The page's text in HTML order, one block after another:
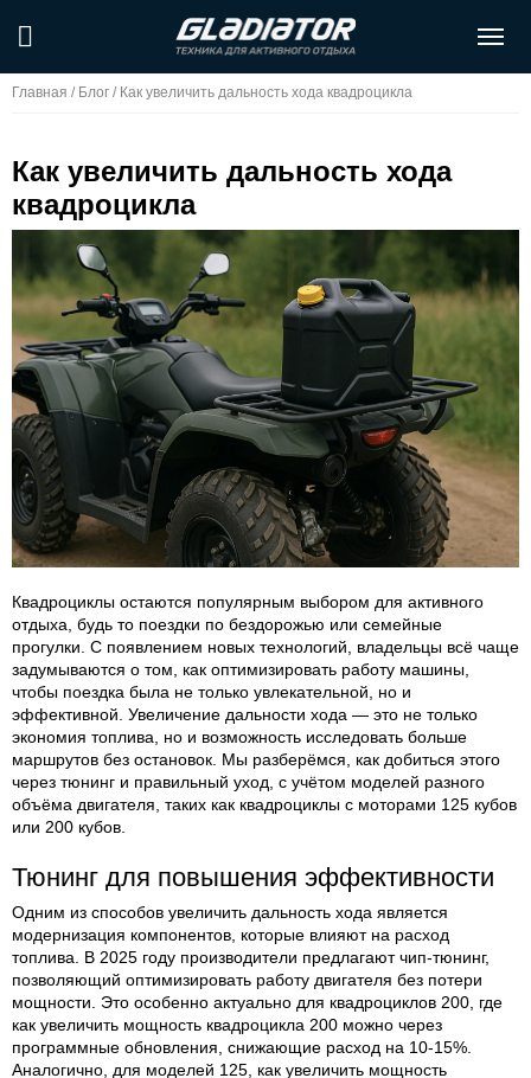
Главная / Блог / Как увеличить дальность хода квадроцикла
Как увеличить дальность хода
квадроцикла
Квадроциклы остаются популярным выбором для активного
отдыха, будь то поездки по бездорожью или семейные
прогулки. С появлением новых технологий, владельцы всё чаще
задумываются о том, как оптимизировать работу машины,
чтобы поездка была не только увлекательной, но и
эффективной. Увеличение дальности хода — это не только
экономия топлива, но и возможность исследовать больше
маршрутов без остановок. Мы разберёмся, как добиться этого
через тюнинг и правильный уход, с учётом моделей разного
объёма двигателя, таких как квадроциклы с моторами 125 кубов
или 200 кубов.
Тюнинг для повышения эффективности
Одним из способов увеличить дальность хода является
модернизация компонентов, которые влияют на расход
топлива. В 2025 году производители предлагают чип-тюнинг,
позволяющий оптимизировать работу двигателя без потери
мощности. Это особенно актуально для квадроциклов 200, где
как увеличить мощность квадроцикла 200 можно через
программные обновления, снижающие расход на 10-15%.
Аналогично, для моделей 125, как увеличить мощность